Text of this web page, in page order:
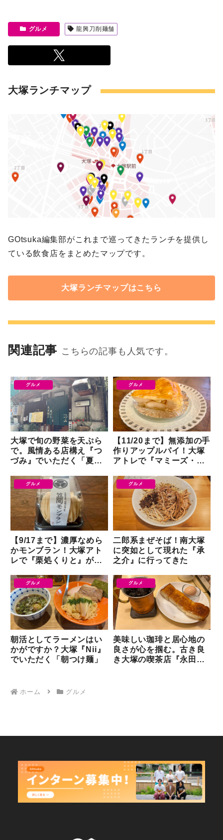
グルメ 龍興刀削麺舗
大塚ランチマップ
GOtsuka編集部がこれまで巡ってきたランチを提供し
ている飲食店をまとめたマップです。
大塚ランチマップはこちら
関連記事 こちらの記事も人気です。
グルメ
大塚で旬の野菜を天ぷら
で。風情ある店構え『つ
づみ』でいただく「夏や
グルメ
【11/20まで】無添加の手
作りアップルパイ！大塚
アトレで『マミーズ・ア
店
グルメ
【9/17まで】濃厚なめら
かモンブラン！大塚アト
レで『栗処くりと』が催
グルメ
二郎系まぜそば！南大塚
に突如として現れた『承
之介』に行ってきた
グルメ
朝活としてラーメンはい
かがですか？大塚『Nii』
でいただく「朝つけ麺」
グルメ
美味しい珈琲と居心地の
良さが心を掴む。古き良
き大塚の喫茶店『永田珈
ホーム グルメ